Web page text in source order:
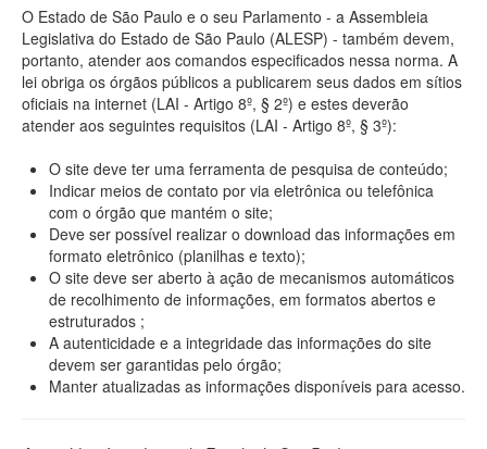
O Estado de São Paulo e o seu Parlamento - a Assembleia
Legislativa do Estado de São Paulo (ALESP) - também devem,
portanto, atender aos comandos especificados nessa norma. A
lei obriga os órgãos públicos a publicarem seus dados em sítios
oficiais na internet (LAI - Artigo 8º, § 2º) e estes deverão
atender aos seguintes requisitos (LAI - Artigo 8º, § 3º):
O site deve ter uma ferramenta de pesquisa de conteúdo;
Indicar meios de contato por via eletrônica ou telefônica
com o órgão que mantém o site;
Deve ser possível realizar o download das informações em
formato eletrônico (planilhas e texto);
O site deve ser aberto à ação de mecanismos automáticos
de recolhimento de informações, em formatos abertos e
estruturados ;
A autenticidade e a integridade das informações do site
devem ser garantidas pelo órgão;
Manter atualizadas as informações disponíveis para acesso.